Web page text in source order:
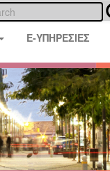
E-ΥΠΗΡΕΣΙΕΣ